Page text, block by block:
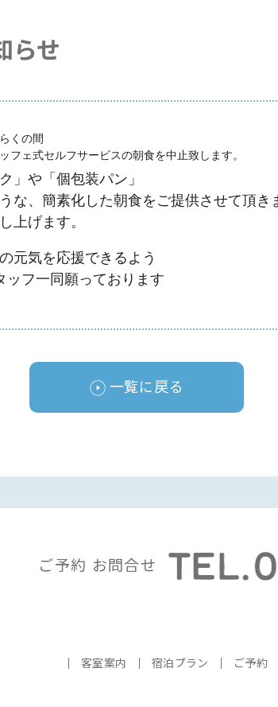
らせ
くの間
フェ式セルフサービスの朝食を中止致します。
」や「個包装パン」
な、簡素化した朝食をご提供させて頂き
上げます。
元気を応援できるよう
ッフ一同願っております
一覧に戻る
ご予約 お問合せ
客室案内 宿泊プラン ご予約